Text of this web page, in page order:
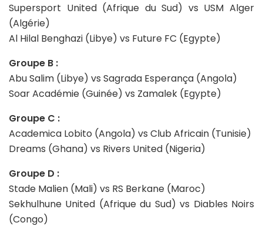
Supersport United (Afrique du Sud) vs USM Alger
(Algérie)
Al Hilal Benghazi (Libye) vs Future FC (Egypte)
Groupe B :
Abu Salim (Libye) vs Sagrada Esperança (Angola)
Soar Académie (Guinée) vs Zamalek (Egypte)
Groupe C :
Academica Lobito (Angola) vs Club Africain (Tunisie)
Dreams (Ghana) vs Rivers United (Nigeria)
Groupe D :
Stade Malien (Mali) vs RS Berkane (Maroc)
Sekhulhune United (Afrique du Sud) vs Diables Noirs
(Congo)